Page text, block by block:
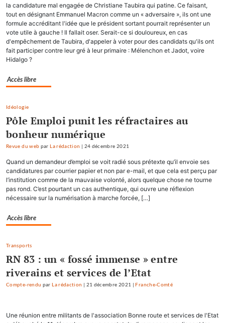
la candidature mal engagée de Christiane Taubira qui patine. Ce faisant,
tout en désignant Emmanuel Macron comme un « adversaire », ils ont une
formule accréditant l'idée que le président sortant pourrait représenter un
vote utile à gauche ! Il fallait oser. Serait-ce si douloureux, en cas
d'empêchement de Taubira, d'appeler à voter pour des candidats qu'ils ont
fait participer contre leur gré à leur primaire : Mélenchon et Jadot, voire
Hidalgo ?
Accès libre
Idéologie
Pôle Emploi punit les réfractaires au
bonheur numérique
Revue du web par La rédaction 24 décembre 2021
Quand un demandeur d’emploi se voit radié sous prétexte qu’il envoie ses
candidatures par courrier papier et non par e-mail, et que cela est perçu par
l’institution comme de la mauvaise volonté, alors quelque chose ne tourne
pas rond. C’est pourtant un cas authentique, qui ouvre une réflexion
nécessaire sur la numérisation à marche forcée, […]
Accès libre
Transports
RN 83 : un « fossé immense » entre
riverains et services de l’Etat
Compte-rendu par La rédaction 21 décembre 2021 Franche-Comté
Une réunion entre militants de l'association Bonne route et services de l'Etat